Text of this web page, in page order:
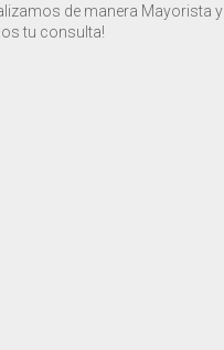
de manera Mayorista y
tu consulta!